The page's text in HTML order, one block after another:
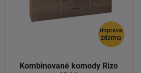
doprava
zdarma
Kombinované komody Rizo